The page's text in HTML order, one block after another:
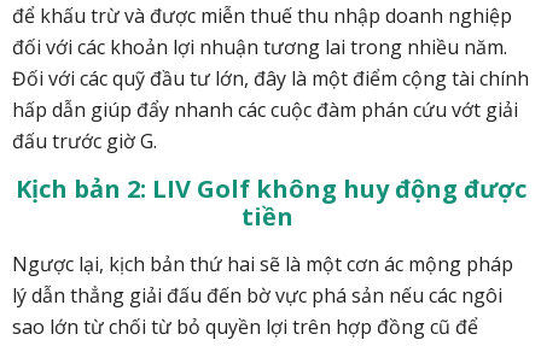
để khấu trừ và được miễn thuế thu nhập doanh nghiệp
đối với các khoản lợi nhuận tương lai trong nhiều năm.
Đối với các quỹ đầu tư lớn, đây là một điểm cộng tài chính
hấp dẫn giúp đẩy nhanh các cuộc đàm phán cứu vớt giải
đấu trước giờ G.
Kịch bản 2: LIV Golf không huy động được
tiền
Ngược lại, kịch bản thứ hai sẽ là một cơn ác mộng pháp
lý dẫn thẳng giải đấu đến bờ vực phá sản nếu các ngôi
sao lớn từ chối từ bỏ quyền lợi trên hợp đồng cũ để